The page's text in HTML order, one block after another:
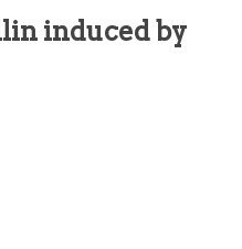
induced by